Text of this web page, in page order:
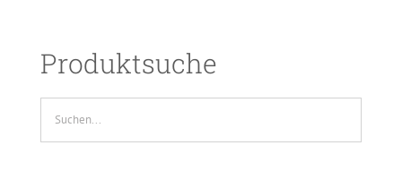
Produktsuche